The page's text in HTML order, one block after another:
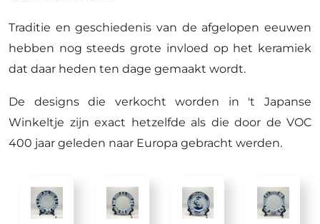
Traditie en geschiedenis van de afgelopen eeuwen
hebben nog steeds grote invloed op het keramiek
dat daar heden ten dage gemaakt wordt.
De designs die verkocht worden in 't Japanse
Winkeltje zijn exact hetzelfde als die door de VOC
400 jaar geleden naar Europa gebracht werden.